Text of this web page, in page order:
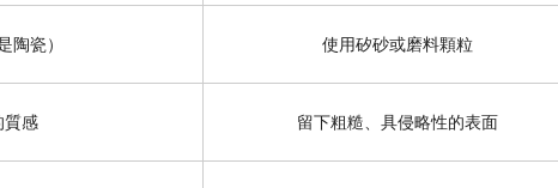
陶瓷） 使用矽砂或磨料顆粒
質感 留下粗糙、具侵略性的表面